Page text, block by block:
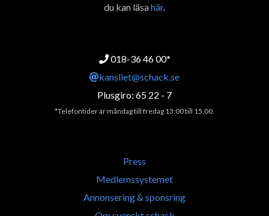
du kan läsahär.
018-36 46 00*
kansliet@schack.se
Plusgiro: 65 22 - 7
*Telefontider är måndag till fredag 13:00 till 15.00.
Press
Medlemssystemet
Annonsering & sponsring